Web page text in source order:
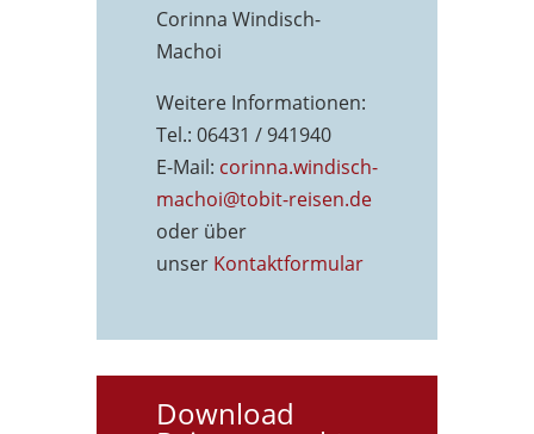
Corinna Windisch-
Machoi
Weitere Informationen:
Tel.: 06431 / 941940
E-Mail: corinna.windisch-
machoi@tobit-reisen.de
oder über
unser Kontaktformular
Download